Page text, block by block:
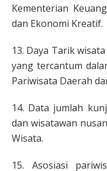
Kementerian
dan Ekonomi Kreatif.
13. Daya Tarik
yang tercantum
Pariwisata Daerah
14. Data jumlah
dan wisatawan
Wisata.
15. Asosiasi